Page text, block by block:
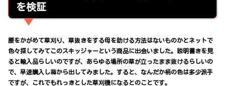
を検証
腰をかがめて草刈り、草抜きをする母を助ける方法はないものかとネットで
色々探してみてこのスキッジャーという商品に出会いました。説明書きを見
ると輸入品らしいのですが、あらゆる場所の草が立ったまま抜けるらしいの
で、早速購入し箱から出してみました。すると、なんだか柄の色は多少派手
ですが、これでもれっきとした草刈機になるとのことです。